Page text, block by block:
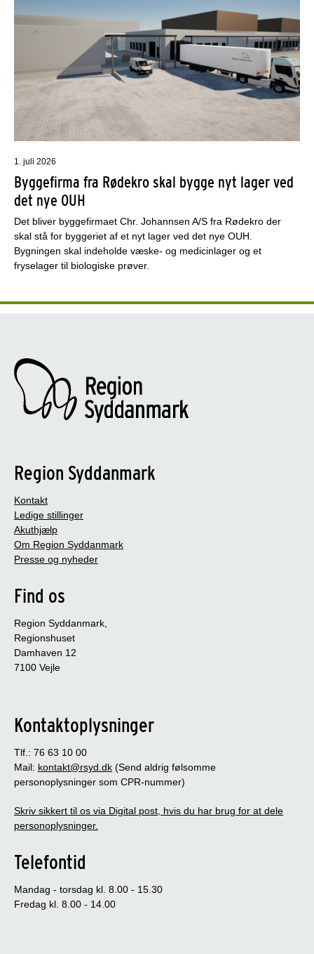
1. juli 2026
Byggefirma fra Rødekro skal bygge nyt lager ved
det nye OUH
Det bliver byggefirmaet Chr. Johannsen A/S fra Rødekro der
skal stå for byggeriet af et nyt lager ved det nye OUH.
Bygningen skal indeholde væske- og medicinlager og et
fryselager til biologiske prøver.
Region Syddanmark
Kontakt
Ledige stillinger
Akuthjælp
Om Region Syddanmark
Presse og nyheder
Find os
Region Syddanmark,
Regionshuset
Damhaven 12
7100 Vejle
Kontaktoplysninger
Tlf.: 76 63 10 00
Mail: kontakt@rsyd.dk (Send aldrig følsomme
personoplysninger som CPR-nummer)
Skriv sikkert til os via Digital post, hvis du har brug for at dele
personoplysninger.
Telefontid
Mandag - torsdag kl. 8.00 - 15.30
Fredag kl. 8.00 - 14.00